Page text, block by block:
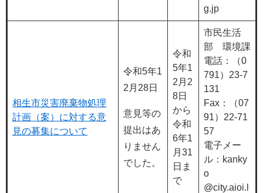
g.jp
相生市災害廃棄物処理
計画（案）に対する意
見の募集について
令和5年1
2月28日
意見等の
提出はあ
りません
でした。
令和
5年1
2月2
8日
から
令和
6年1
月31
日ま
で
市民生活
部 環境課
電話：（0
791）23-7
131
Fax：（07
91）22-71
57
電子メー
ル：kanky
o​
@city.aioi.l